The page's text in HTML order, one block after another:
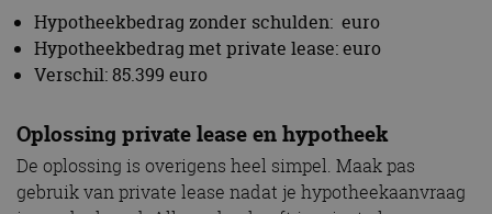
Hypotheekbedrag zonder schulden: euro
Hypotheekbedrag met private lease: euro
Verschil: 85.399 euro
Oplossing private lease en hypotheek
De oplossing is overigens heel simpel. Maak pas
gebruik van private lease nadat je hypotheekaanvraag